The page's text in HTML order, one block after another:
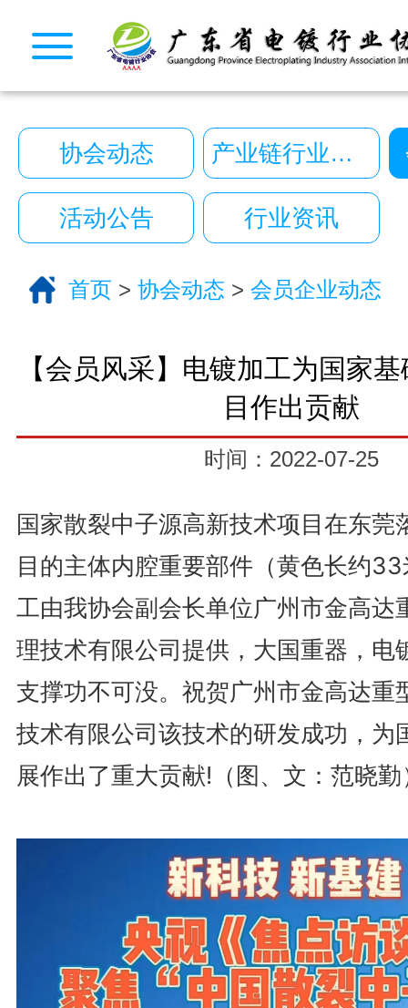
协会动态 产业链行业动态
活动公告 行业资讯
首页 > 协会动态 > 会员企业动态
【会员风采】电镀加工为国家
目作出贡献
时间：2022-07-25
国家散裂中子源高新技术项目在东莞
目的主体内腔重要部件（黄色长约
工由我协会副会长单位广州市金高达
理技术有限公司提供 ，大国重器，电
支撑功不可没。 祝贺广州市金高达重
技术有限公司该技术的研发成功，为
展作出了重大贡献!（图、文：范晓勤
CopyRight © 2026 广东省电镀行业协会. All
10222390号
一键拨号
一键导航
CopyRight 2026 All Right Reserved 广东省电
10222390号
技术支持:艾迪品牌策划
服务分类